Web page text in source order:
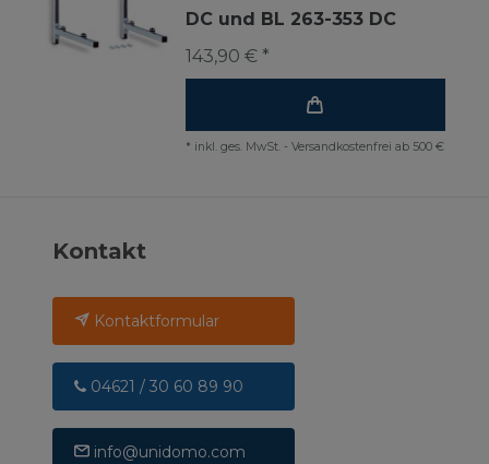
DC und BL 263-353 DC
143,90 € *
* inkl. ges. MwSt. - Versandkostenfrei ab 500 €
Kontakt
Kontaktformular
04621 / 30 60 89 90
info@unidomo.com